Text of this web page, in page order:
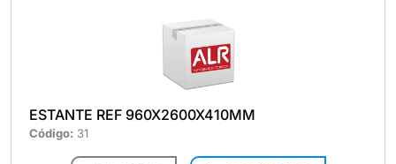
ESTANTE REF 960X2600X410MM
Código: 31